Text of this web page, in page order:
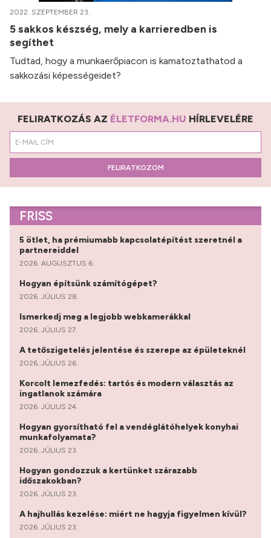
2022. SZEPTEMBER 23.
5 sakkos készség, mely a karrieredben is
segíthet
Tudtad, hogy a munkaerőpiacon is kamatoztathatod a
sakkozási képességeidet?
FELIRATKOZÁS AZ ÉLETFORMA.HU HÍRLEVELÉRE
FELIRATKOZOM
FRISS
5 ötlet, ha prémiumabb kapcsolatépítést szeretnél a
partnereiddel
2026. AUGUSZTUS 6.
Hogyan építsünk számítógépet?
2026. JÚLIUS 28.
Ismerkedj meg a legjobb webkamerákkal
2026. JÚLIUS 27.
A tetőszigetelés jelentése és szerepe az épületeknél
2026. JÚLIUS 26.
Korcolt lemezfedés: tartós és modern választás az
ingatlanok számára
2026. JÚLIUS 24.
Hogyan gyorsítható fel a vendéglátóhelyek konyhai
munkafolyamata?
2026. JÚLIUS 23.
Hogyan gondozzuk a kertünket szárazabb
időszakokban?
2026. JÚLIUS 23.
A hajhullás kezelése: miért ne hagyja figyelmen kívül?
2026. JÚLIUS 23.